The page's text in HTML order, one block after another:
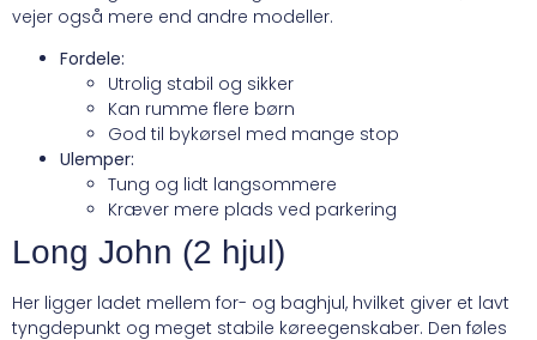
vejer også mere end andre modeller.
Fordele:
Utrolig stabil og sikker
Kan rumme flere børn
God til bykørsel med mange stop
Ulemper:
Tung og lidt langsommere
Kræver mere plads ved parkering
Long John (2 hjul)
Her ligger ladet mellem for- og baghjul, hvilket giver et lavt
tyngdepunkt og meget stabile køreegenskaber. Den føles